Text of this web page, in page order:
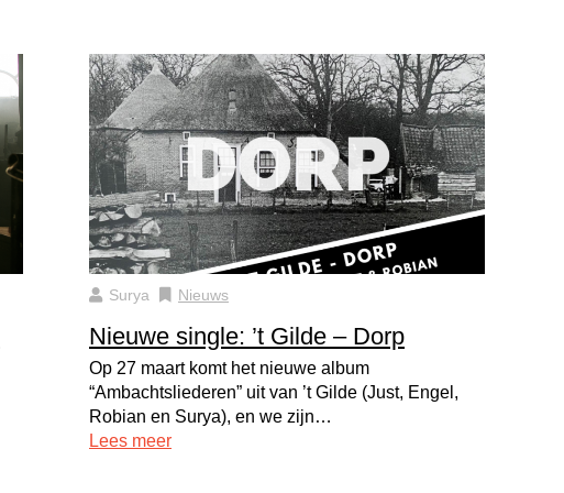
Surya Nieuws
Nieuwe single: ’t Gilde – Dorp
Op 27 maart komt het nieuwe album
“Ambachtsliederen” uit van ’t Gilde (Just, Engel,
Robian en Surya), en we zijn…
Lees meer